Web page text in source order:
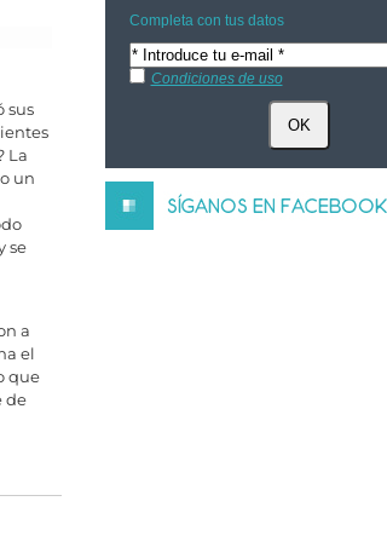
sus
La
un
se
a
el
que
de
Completa con tus datos
Condiciones de uso